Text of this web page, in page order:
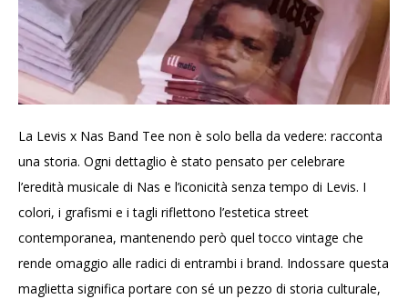
La Levis x Nas Band Tee non è solo bella da vedere: racconta
una storia. Ogni dettaglio è stato pensato per celebrare
l’eredità musicale di Nas e l’iconicità senza tempo di Levis. I
colori, i grafismi e i tagli riflettono l’estetica street
contemporanea, mantenendo però quel tocco vintage che
rende omaggio alle radici di entrambi i brand. Indossare questa
maglietta significa portare con sé un pezzo di storia culturale,